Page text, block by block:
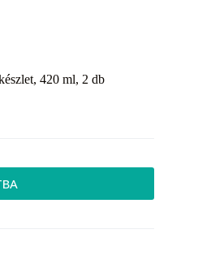
420 ml, 2 db